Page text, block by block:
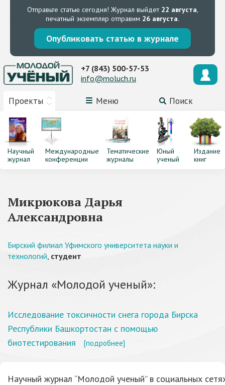
Отправьте статью сегодня! Журнал выйдет 22 августа,
печатный экземпляр отправим 26 августа.
Опубликовать статью в журнале
Проекты Меню Поиск
+7 (843) 500-57-53
info@moluch.ru
Научный
журнал
Международные
конференции
Тематические
журналы
Юный
ученый
Издание
книг
Микрюкова Дарья
Александровна
Бирский филиал Уфимского университета науки и
технологий, студент
Журнал «Молодой ученый»:
Исследование токсичности снега города Бирска
Республики Башкортостан с помощью
биотестирования
[подробнее]
Научный журнал “Молодой ученый” в социальных